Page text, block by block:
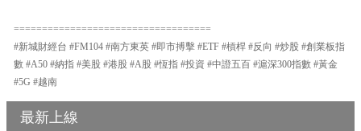
===================================
#新城財經台 #FM104 #南方東英 #即市搏擊 #ETF #槓桿 #反向 #炒股 #創業板指
數 #A50 #納指 #美股 #港股 #A股 #恆指 #投資 #中證五百 #滬深300指數 #黃金
#5G #越南
最新上線